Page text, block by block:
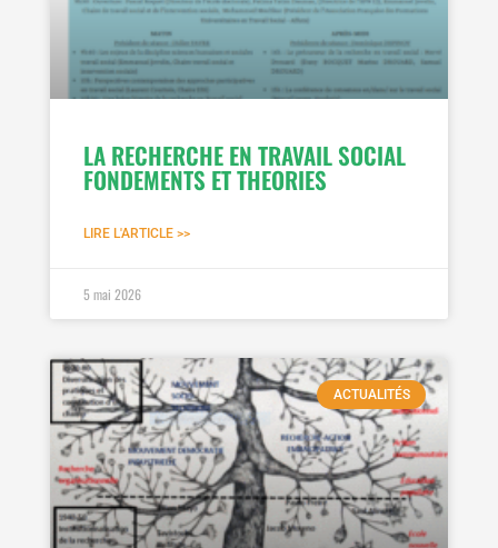
LA RECHERCHE EN TRAVAIL SOCIAL
FONDEMENTS ET THEORIES
LIRE L'ARTICLE >>
5 mai 2026
ACTUALITÉS